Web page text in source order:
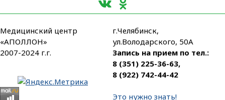
Медицинский центр
«АПОЛЛОН»
2007-2024 г.г.
г.Челябинск,
ул.Володарского, 50А
Запись на прием по тел.:
8 (351) 225-36-63,
8 (922) 742-44-42
Это нужно знать!